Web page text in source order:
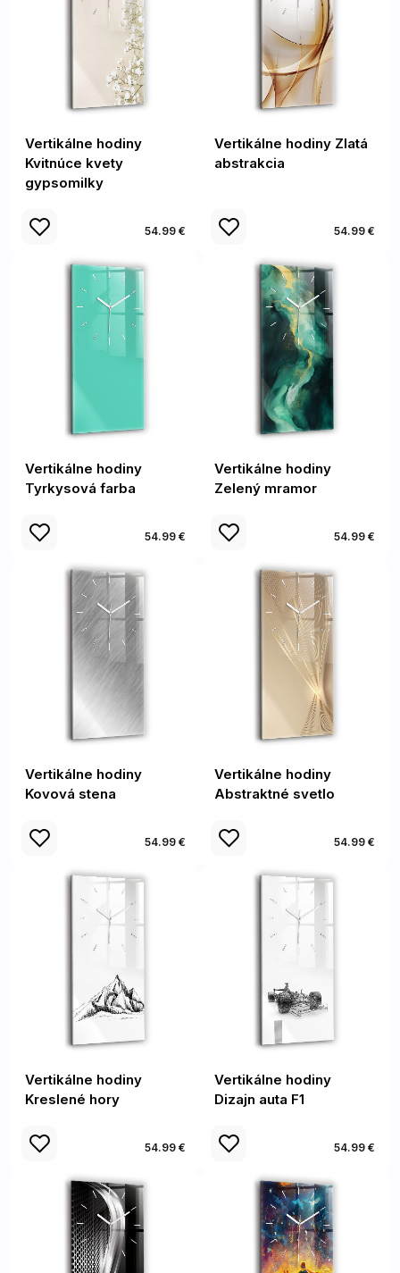
Vertikálne hodiny
Kvitnúce kvety
gypsomilky
54.99 €
Vertikálne hodiny Zlatá
abstrakcia
54.99 €
Vertikálne hodiny
Tyrkysová farba
54.99 €
Vertikálne hodiny
Zelený mramor
54.99 €
Vertikálne hodiny
Kovová stena
54.99 €
Vertikálne hodiny
Abstraktné svetlo
54.99 €
Vertikálne hodiny
Kreslené hory
54.99 €
Vertikálne hodiny
Dizajn auta F1
54.99 €